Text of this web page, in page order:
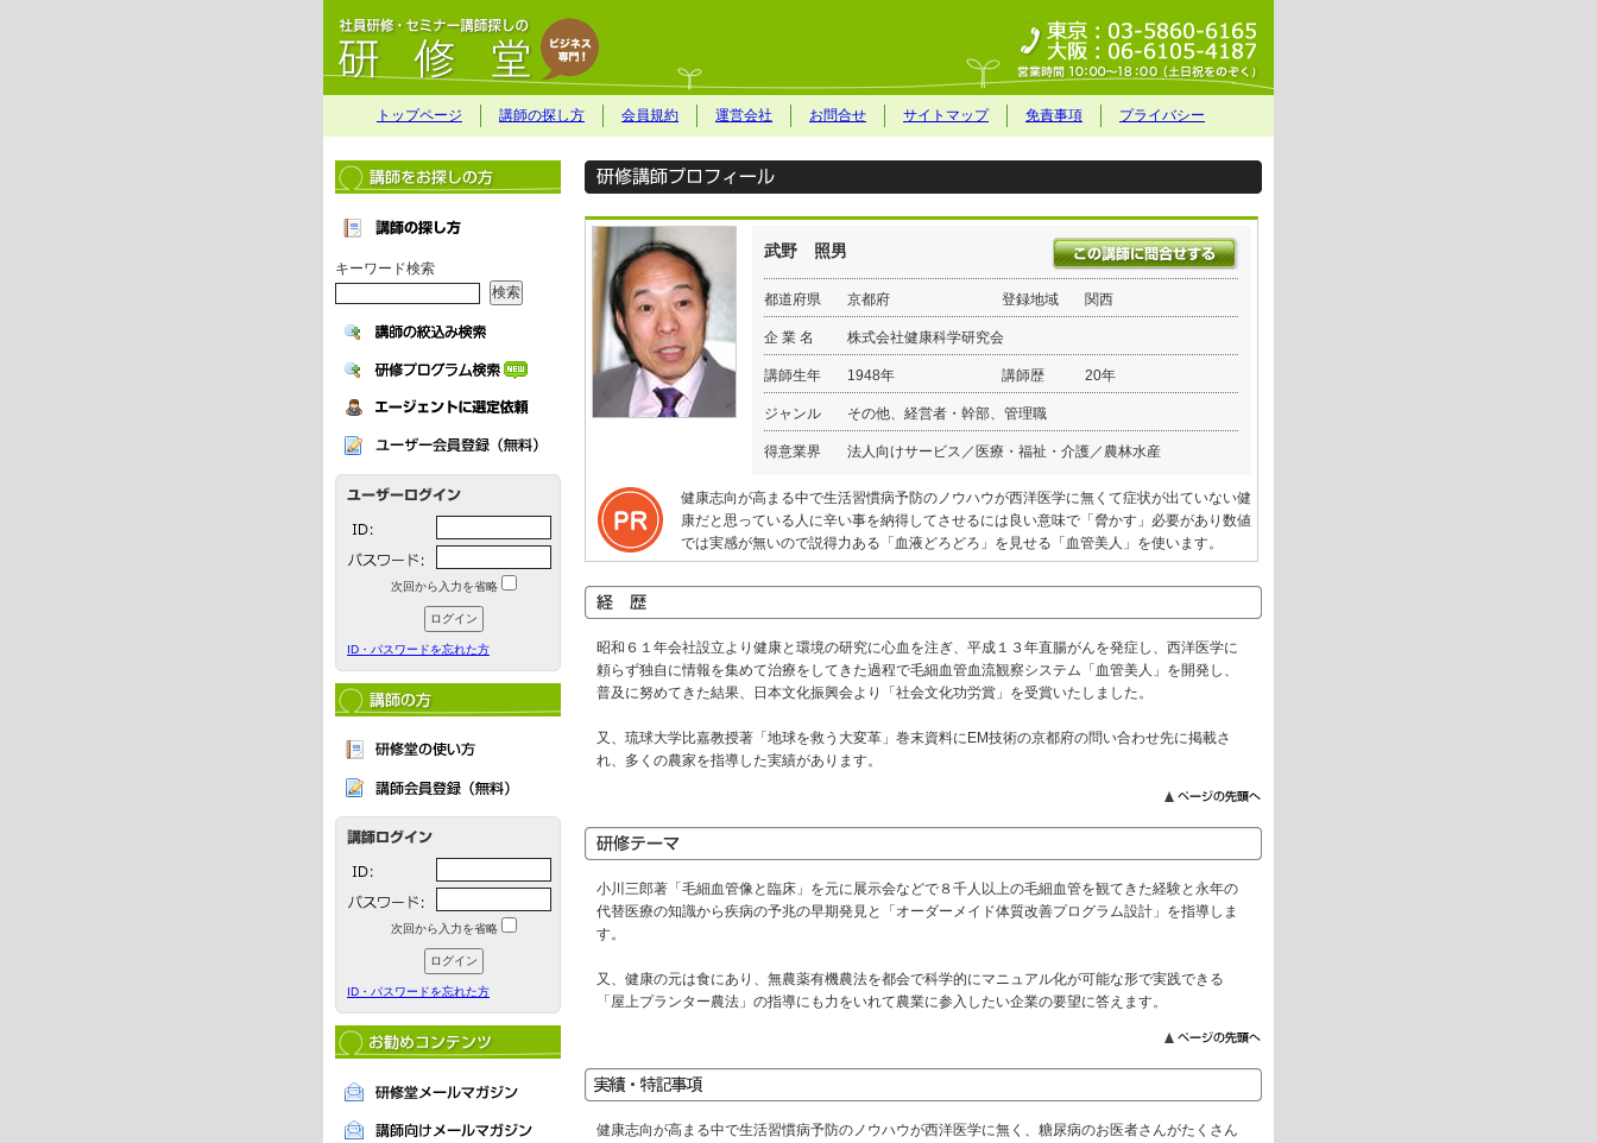
トップページ 講師の探し方 会員規約 運営会社 お問合せ サイトマップ 免責事項 プライバシー
キーワード検索
次回から入力を省略
ID・パスワードを忘れた方
次回から入力を省略
ID・パスワードを忘れた方
武野 照男
都道府県 京都府 登録地域 関西
企 業 名 株式会社健康科学研究会
講師生年 1948年 講師歴 20年
ジャンル その他、経営者・幹部、管理職
得意業界 法人向けサービス／医療・福祉・介護／農林水産
健康志向が高まる中で生活習慣病予防のノウハウが西洋医学に無くて症状が出ていない健
康だと思っている人に辛い事を納得してさせるには良い意味で「脅かす」必要があり数値
では実感が無いので説得力ある「血液どろどろ」を見せる「血管美人」を使います。
昭和６１年会社設立より健康と環境の研究に心血を注ぎ、平成１３年直腸がんを発症し、西洋医学に
頼らず独自に情報を集めて治療をしてきた過程で毛細血管血流観察システム「血管美人」を開発し、
普及に努めてきた結果、日本文化振興会より「社会文化功労賞」を受賞いたしました。
又、琉球大学比嘉教授著「地球を救う大変革」巻末資料にEM技術の京都府の問い合わせ先に掲載さ
れ、多くの農家を指導した実績があります。
小川三郎著「毛細血管像と臨床」を元に展示会などで８千人以上の毛細血管を観てきた経験と永年の
代替医療の知識から疾病の予兆の早期発見と「オーダーメイド体質改善プログラム設計」を指導しま
す。
又、健康の元は食にあり、無農薬有機農法を都会で科学的にマニュアル化が可能な形で実践できる
「屋上プランター農法」の指導にも力をいれて農業に参入したい企業の要望に答えます。
健康志向が高まる中で生活習慣病予防のノウハウが西洋医学に無く、糖尿病のお医者さんがたくさん